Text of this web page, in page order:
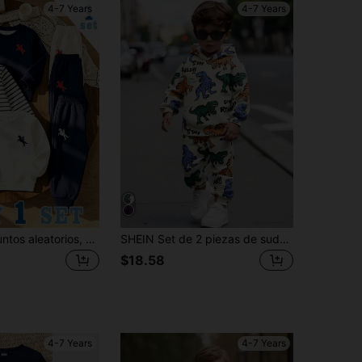
4-7 Years
SHEIN 3 conjuntos aleatorios, compra 1 conjunto, conjunto de sudadera de felpa gruesa color bloque azul real, conjunto de sudadera y pantalones de chándal con estampado clásico de caballero, cuello redondo, moda casual para niños
4-7 Years
SHEIN Set de 2 piezas de sudadera con capucha y pantalones casuales y holgados con estampado de dinosaurio para niños, adecuado para otoño/invierno
$18.58
4-7 Years 4-7 Years